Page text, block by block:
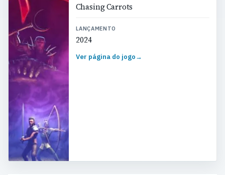
Chasing Carrots
LANÇAMENTO
2024
Ver página do jogo→